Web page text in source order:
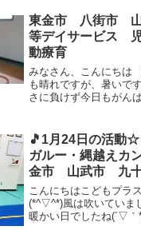
東金市 八街市
等デイサービス
動療育
みなさん、こんにちは
も晴れですが、暑いで
さに負けず今日もがん
った Σ(ОД○*)まじか～
🎵1月24日の活動
ガルー・縄越えカ
金市 山武市 九
後等デイサービス
援 運動療育 教
こんにちはこどもプラ
(*^▽^*)風は吹いていま
暖かい日でしたね(´▽｀